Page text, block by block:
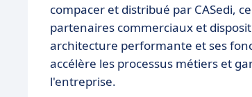
compacer et distribué par CASedi,
partenaires commerciaux et
architecture performante et ses
accélère les processus métiers et
l'entreprise.